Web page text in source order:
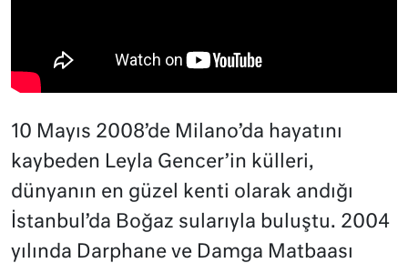
10 Mayıs 2008’de Milano’da hayatını
kaybeden Leyla Gencer’in külleri,
dünyanın en güzel kenti olarak andığı
İstanbul’da Boğaz sularıyla buluştu. 2004
yılında Darphane ve Damga Matbaası